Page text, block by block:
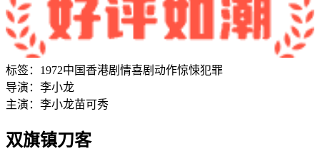
标签： 1972中国香港剧情喜剧 动作惊悚犯罪
导演： 李小龙
主演： 李小龙苗可秀
双旗镇刀客